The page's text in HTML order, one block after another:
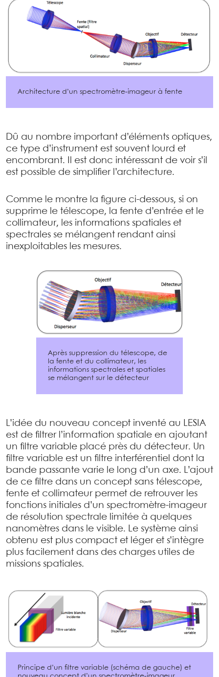
Architecture d’un spectromètre-imageur à fente
Dû au nombre important d’éléments optiques,
ce type d’instrument est souvent lourd et
encombrant. Il est donc intéressant de voir s’il
est possible de simplifier l’architecture.
Comme le montre la figure ci-dessous, si on
supprime le télescope, la fente d’entrée et le
collimateur, les informations spatiales et
spectrales se mélangent rendant ainsi
inexploitables les mesures.
Après suppression du télescope, de
la fente et du collimateur, les
informations spectrales et spatiales
se mélangent sur le détecteur
L’idée du nouveau concept inventé au LESIA
est de filtrer l’information spatiale en ajoutant
un filtre variable placé près du détecteur. Un
filtre variable est un filtre interférentiel dont la
bande passante varie le long d’un axe. L’ajout
de ce filtre dans un concept sans télescope,
fente et collimateur permet de retrouver les
fonctions initiales d’un spectromètre-imageur
de résolution spectrale limitée à quelques
nanomètres dans le visible. Le système ainsi
obtenu est plus compact et léger et s’intègre
plus facilement dans des charges utiles de
missions spatiales.
Principe d’un filtre variable (schéma de gauche) et